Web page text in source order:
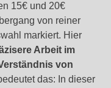
15€ und 20€
von reiner
markiert. Hier
Arbeit im
von
das: In dieser